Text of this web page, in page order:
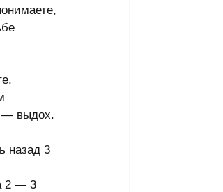
— выдох.
назад 3
2 — 3